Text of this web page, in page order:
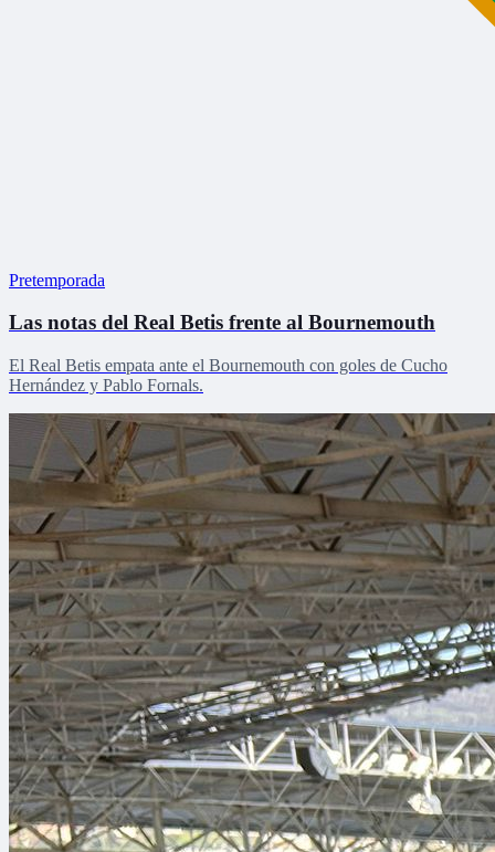
Pretemporada
Las notas del Real Betis frente al Bournemouth
El Real Betis empata ante el Bournemouth con goles de Cucho
Hernández y Pablo Fornals.